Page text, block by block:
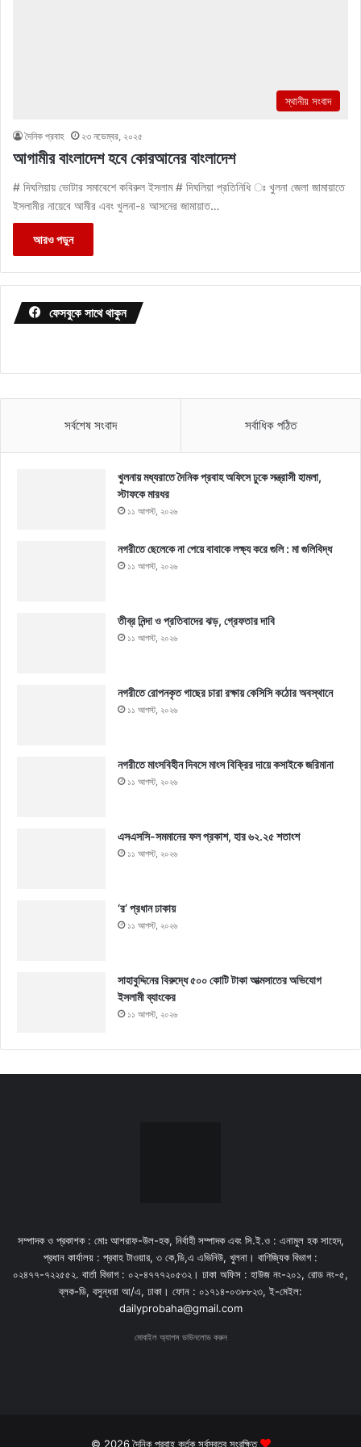
স্থানীয় সংবাদ
দৈনিক প্রবাহ ২৩ নভেম্বর, ২০২৫
আগামীর বাংলাদেশ হবে কোরআনের বাংলাদেশ
# দিঘলিয়ায় ভোটার সমাবেশে কবিরুল ইসলাম # দিঘলিয়া প্রতিনিধি ঃ খুলনা জেলা জামায়াতে
ইসলামীর নায়েবে আমীর এবং খুলনা-৪ আসনের জামায়াত…
আরও পড়ুন
ফেসবুকে সাথে থাকুন
সর্বশেষ সংবাদ সর্বাধিক পঠিত
খুলনায় মধ্যরাতে দৈনিক প্রবাহ অফিসে ঢুকে সন্ত্রাসী হামলা,
স্টাফকে মারধর
১১ আগস্ট, ২০২৬
নগরীতে ছেলেকে না পেয়ে বাবাকে লক্ষ্য করে গুলি : মা গুলিবিদ্ধ
১১ আগস্ট, ২০২৬
তীব্র নিন্দা ও প্রতিবাদের ঝড়, গ্রেফতার দাবি
১১ আগস্ট, ২০২৬
নগরীতে রোপনকৃত গাছের চারা রক্ষায় কেসিসি কঠোর অবস্থানে
১১ আগস্ট, ২০২৬
নগরীতে মাংসবিহীন দিবসে মাংস বিক্রির দায়ে কসাইকে জরিমানা
১১ আগস্ট, ২০২৬
এসএসসি-সমমানের ফল প্রকাশ, হার ৬২.২৫ শতাংশ
১১ আগস্ট, ২০২৬
‘র’ প্রধান ঢাকায়
১১ আগস্ট, ২০২৬
সাহাবুদ্দিনের বিরুদ্ধে ৫০০ কোটি টাকা আত্মসাতের অভিযোগ
ইসলামী ব্যাংকের
১১ আগস্ট, ২০২৬
সম্পাদক ও প্রকাশক : মোঃ আশরাফ-উল-হক, নির্বাহী সম্পাদক এবং সি.ই.ও : এনামুল হক সাহেদ,
প্রধান কার্যালয় : প্রবাহ টাওয়ার, ৩ কে,ডি,এ এভিনিউ, খুলনা। বাণিজ্যিক বিভাগ :
০২৪৭৭-৭২২৫৫২. বার্তা বিভাগ : ০২-৪৭৭৭২০৫৩২। ঢাকা অফিস : হাউজ নং-২০১, রোড নং-৫,
ব্লক-ডি, বসুন্ধরা আ/এ, ঢাকা। ফোন : ০১৭১৪-০৩৮৮২৩, ই-মেইল:
dailyprobaha@gmail.com
মোবাইল অ্যাপস ডাউনলোড করুন
© 2026 দৈনিক প্রবাহ কর্তৃক সর্বস্বত্ব সংরক্ষিত